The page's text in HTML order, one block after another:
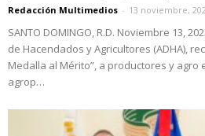
Redacción Multimedios - 13 noviembre,
SANTO DOMINGO, R.D. Noviembre 13,
de Hacendados y Agricultores (ADHA),
Medalla al Mérito”, a productores y
agrop…